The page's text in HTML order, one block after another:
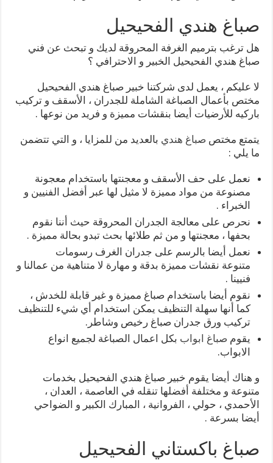
صباغ هندي الفحيحيل
هل ترغب بترميم الغرفة المحروقة لديك و تبحث عن فني
صباغ هندي الفحيحيل الخبير و الاحترافي ؟
لا عليكم ، يعمل لدى شركتنا خبير صباغ هندي الفحيحيل
مختص بأعمال الصباغة الشاملة للجدران ، الأسقف و تركيب
باركيه للأرضيات أيضا بنقشات مميزة و فريد من نوعها .
يتمتع مختصصباغ هندي بالعديد من للمزايا ، و التي تتضمن
ما يلي :
نعمل على حف الأسقف و معجنتها باستخدام معجونة
مصنوعة من مواد مميزة لا مثيل لها عبر أفضل الفنيين و
الخبراء .
نحرص على معالجة الجدران المحروقة حيث أننا نقوم
بحفها ، معجنتها و من ثم طلائها بحث تبدو بحالة مميزة .
نعمل أيضا بالرسم على جدران الغرف رسومات
متنوعة نقشات مميزة بدقة و مهارة لا متناهية من عمالنا و
فنيينا .
نقوم أيضا باستخدام صباغ مميزة و غير قابلة للخدش ،
كما أنها سهلة التنظيف يمكن استخدام أي شيء للتنظيف
تركيب ورق جدران صباغ رخيص وشاطر.
يقومصباغ ابواب بكل اعمال الصباغة لجميع انواع
الابواب.
و هناك أيضا يقوم خبير صباغ هندي الفحيحيل بخدمات
متنوعة و مختلفة أفضلها تنقله في العاصمة ، العدان ،
الأحمدي ، حولي ، الفروانية ، المبارك الكبير و الضواحي
أيضا بسرعة .
صباغ باكستاني الفحيحيل